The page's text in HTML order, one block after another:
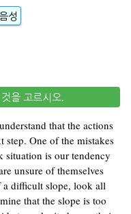
성
을 고르시오.
that the actions
step. One of the mistakes
situation is our tendency
unsure of themselves
a difficult slope, look all
that the slope is too